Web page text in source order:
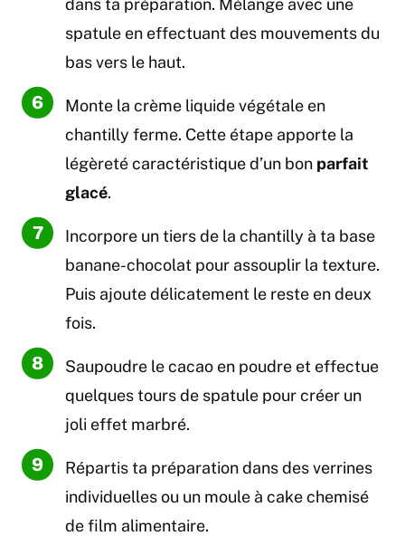
dans ta préparation. Mélange avec une
spatule en effectuant des mouvements du
bas vers le haut.
Monte la crème liquide végétale en
chantilly ferme. Cette étape apporte la
légèreté caractéristique d’un bon parfait
glacé.
Incorpore un tiers de la chantilly à ta base
banane-chocolat pour assouplir la texture.
Puis ajoute délicatement le reste en deux
fois.
Saupoudre le cacao en poudre et effectue
quelques tours de spatule pour créer un
joli effet marbré.
Répartis ta préparation dans des verrines
individuelles ou un moule à cake chemisé
de film alimentaire.